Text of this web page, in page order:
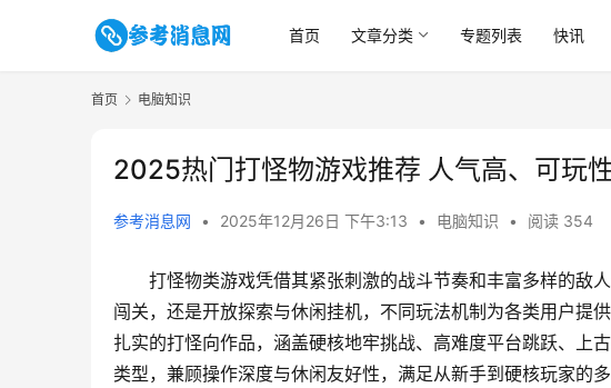
首页 文章分类 专题列表 快讯
首页 电脑知识
2025热门打怪物游戏推荐 人气高、可玩
参考消息网 • 2025年12月26日 下午3:13 • 电脑知识 • 阅读 354
打怪物类游戏凭借其紧张刺激的战斗节奏和丰富多样的敌
闯关，还是开放探索与休闲挂机，不同玩法机制为各类用户提
扎实的打怪向作品，涵盖硬核地牢挑战、高难度平台跳跃、上
类型，兼顾操作深度与休闲友好性，满足从新手到硬核玩家的多